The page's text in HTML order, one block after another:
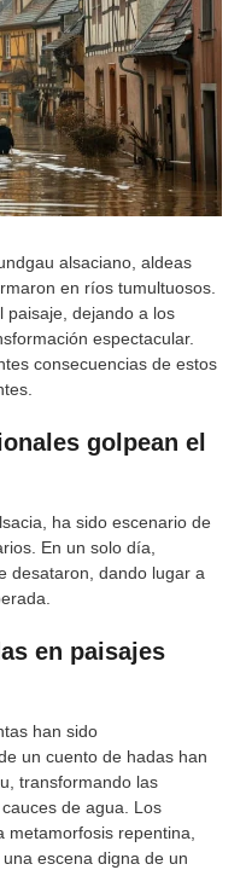
alsaciano, aldeas
en ríos tumultuosos.
paisaje, dejando a los
espectacular.
consecuencias de estos
golpean el
ha sido escenario de
En un solo día,
desataron, dando lugar a
en paisajes
han sido
un cuento de hadas han
transformando las
de agua. Los
metamorfosis repentina,
escena digna de un